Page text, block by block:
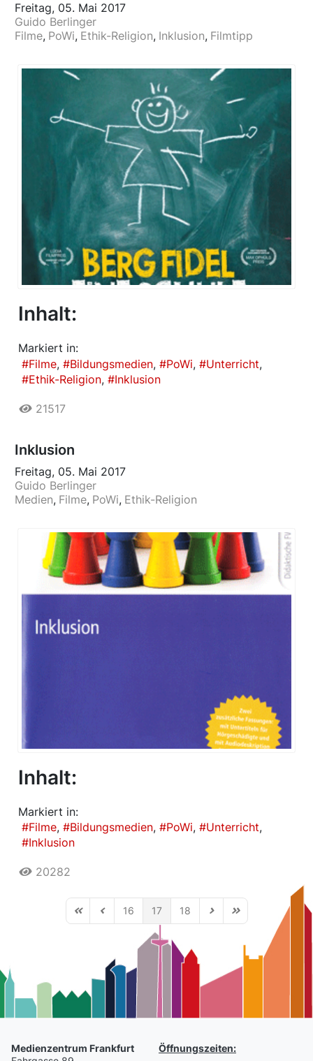
Freitag, 05. Mai 2017
Guido Berlinger
Filme PoWi Ethik-Religion Inklusion Filmtipp
Inhalt:
Markiert in:
Filme
Bildungsmedien PoWi
Unterricht
Ethik-Religion
Inklusion
21517
Inklusion
Freitag, 05. Mai 2017
Guido Berlinger
Medien Filme PoWi Ethik-Religion
Inhalt:
Markiert in:
Filme
Bildungsmedien PoWi
Unterricht
Inklusion
20282
First PagePrevious Page
16 17 18 Next PageLast Page
Medienzentrum Frankfurt
Öffnungszeiten: